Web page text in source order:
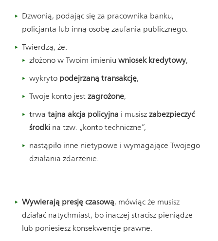
Dzwonią, podając się za pracownika banku,
policjanta lub inną osobę zaufania publicznego.
Twierdzą, że:
złożono w Twoim imieniu wniosek kredytowy,
wykryto podejrzaną transakcję,
Twoje konto jest zagrożone,
trwa tajna akcja policyjna i musisz zabezpieczyć
środki na tzw. „konto techniczne”,
nastąpiło inne nietypowe i wymagające Twojego
działania zdarzenie.
Wywierają presję czasową, mówiąc że musisz
działać natychmiast, bo inaczej stracisz pieniądze
lub poniesiesz konsekwencje prawne.